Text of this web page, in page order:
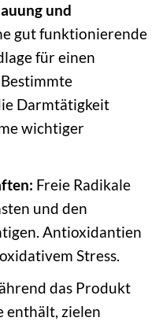
und
gut funktionierende
für einen
Darmtätigkeit
wichtiger
Freie Radikale
und den
Antioxidantien
Stress.
das Produkt
enthält, zielen